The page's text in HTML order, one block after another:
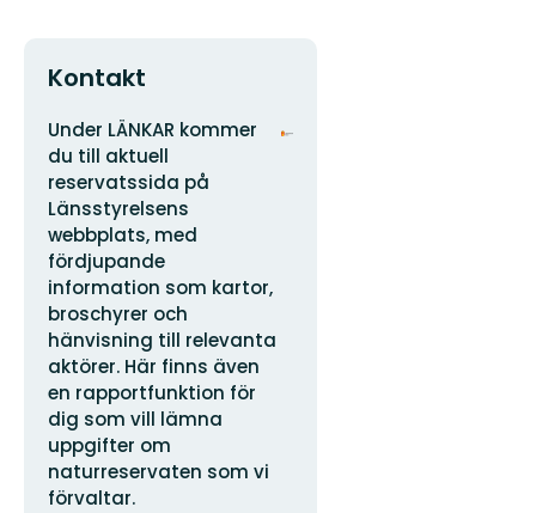
Kontakt
Adress
Under LÄNKAR kommer
du till aktuell
reservatssida på
Länsstyrelsens
webbplats, med
fördjupande
information som kartor,
broschyrer och
hänvisning till relevanta
aktörer. Här finns även
en rapportfunktion för
dig som vill lämna
uppgifter om
naturreservaten som vi
förvaltar.
Organisationens